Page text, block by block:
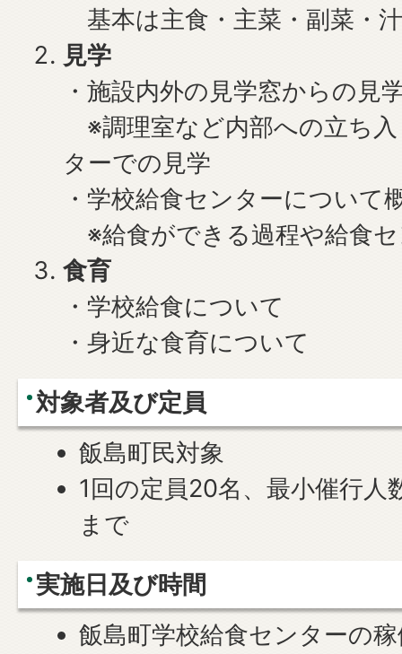
基本は主食・主菜・副菜・
見学
・施設内外の見学窓からの見
※調理室など内部への立ち
ターでの見学
・学校給食センターについて
※給食ができる過程や給食
食育
・学校給食について
・身近な食育について
対象者及び定員
飯島町民対象
1回の定員20名、最小催行人
まで
実施日及び時間
飯島町学校給食センターの